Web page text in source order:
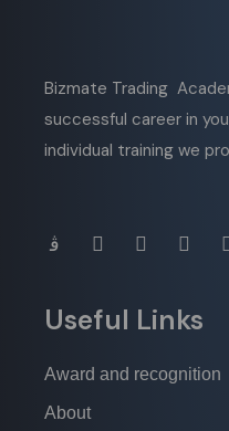
Bizmate Trading
successful career in
individual training we
Useful Links
Award and recognition
About